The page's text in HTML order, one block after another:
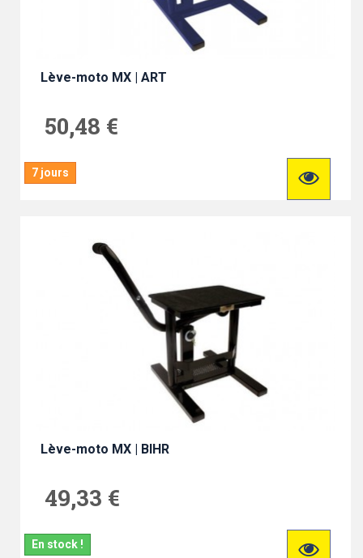
Lève-moto MX | ART
50,48 €
7 jours
Lève-moto MX | BIHR
49,33 €
En stock !